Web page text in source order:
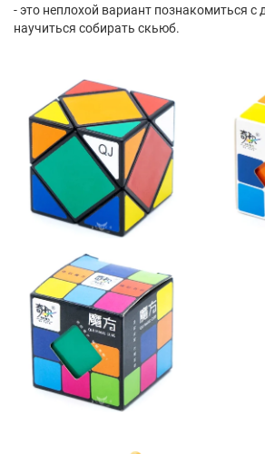
- это неплохой вариант познакомиться с
научиться собирать скьюб.